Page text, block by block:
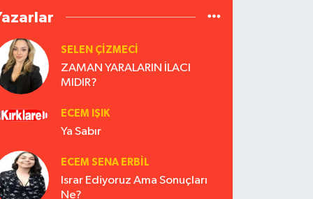
SELEN ÇİZMECİ
ZAMAN YARALARIN İLACI
MIDIR?
ECEM IŞIK
Ya Sabır
ECEM SENA ERBIL
Israr Ediyoruz Ama Sonuçları
Ne?